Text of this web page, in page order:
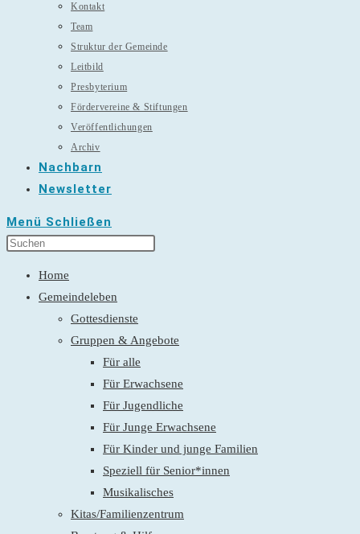
Kontakt
Team
Struktur der Gemeinde
Leitbild
Presbyterium
Fördervereine & Stiftungen
Veröffentlichungen
Archiv
Nachbarn
Newsletter
Menü Schließen
Home
Gemeindeleben
Gottesdienste
Gruppen & Angebote
Für alle
Für Erwachsene
Für Jugendliche
Für Junge Erwachsene
Für Kinder und junge Familien
Speziell für Senior*innen
Musikalisches
Kitas/Familienzentrum